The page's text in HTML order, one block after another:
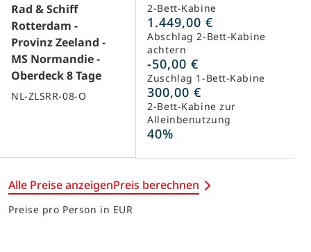
Rad & Schiff
Rotterdam -
Provinz Zeeland -
MS Normandie -
Oberdeck 8 Tage
NL-ZLSRR-08-O
2-Bett-Kabine
1.449,00 €
Abschlag 2-Bett-Kabine
achtern
-50,00 €
Zuschlag 1-Bett-Kabine
300,00 €
2-Bett-Kabine zur
Alleinbenutzung
40%
Alle Preise anzeigenPreis berechnen
Preise pro Person in EUR